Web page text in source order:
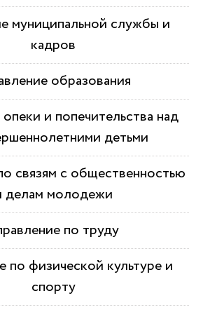
муниципальной службы и
кадров
образования
и попечительства над
детьми
связям с общественностью
делам молодежи
по труду
по физической культуре и
спорту